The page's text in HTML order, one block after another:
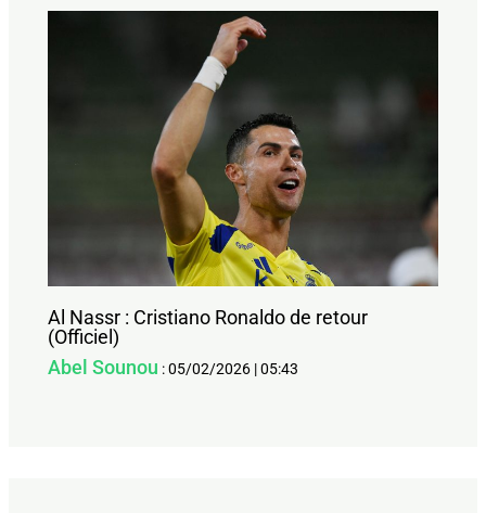
Al Nassr : Cristiano Ronaldo de retour
(Officiel)
Abel Sounou :05/02/2026 |05:43